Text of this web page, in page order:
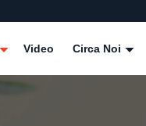
Video Circa Noi